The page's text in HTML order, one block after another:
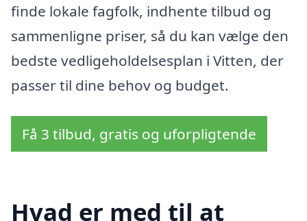
finde lokale fagfolk, indhente tilbud og
sammenligne priser, så du kan vælge den
bedste vedligeholdelsesplan i Vitten, der
passer til dine behov og budget.
Få 3 tilbud, gratis og uforpligtende
Hvad er med til at